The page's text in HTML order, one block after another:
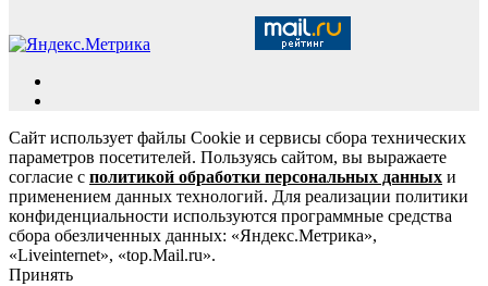
Сайт использует файлы Cookie и сервисы сбора технических
параметров посетителей. Пользуясь сайтом, вы выражаете
согласие с политикой обработки персональных данных и
применением данных технологий. Для реализации политики
конфиденциальности используются программные средства
сбора обезличенных данных: «Яндекс.Метрика»,
«Liveinternet», «top.Mail.ru».
Принять